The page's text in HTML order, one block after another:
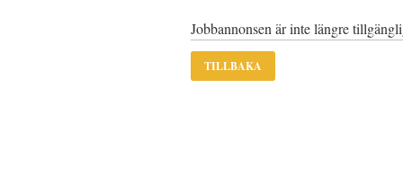
Jobbannonsen är inte längre
TILLBAKA